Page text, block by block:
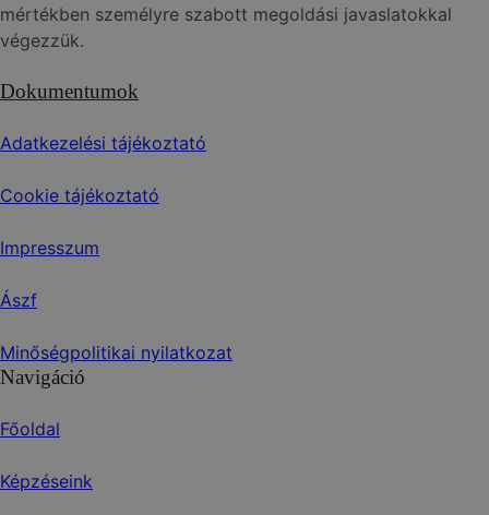
mértékben személyre szabott megoldási javaslatokkal
végezzük.
Dokumentumok
Adatkezelési tájékoztató
Cookie tájékoztató
Impresszum
Ászf
Minőségpolitikai nyilatkozat
Navigáció
Főoldal
Képzéseink